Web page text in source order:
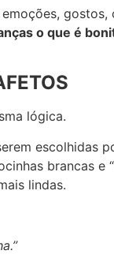
o que é
lógica.
escolhidas
brancas e
lindas.